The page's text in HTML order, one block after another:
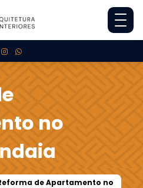
no
de Apartamento no